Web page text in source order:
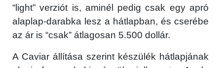
“light” verziót is, aminél pedig csak egy apró
alaplap-darabka lesz a hátlapban, és cserébe
az ár is “csak” átlagosan 5.500 dollár.
A Caviar állítása szerint készülék hátlapjának